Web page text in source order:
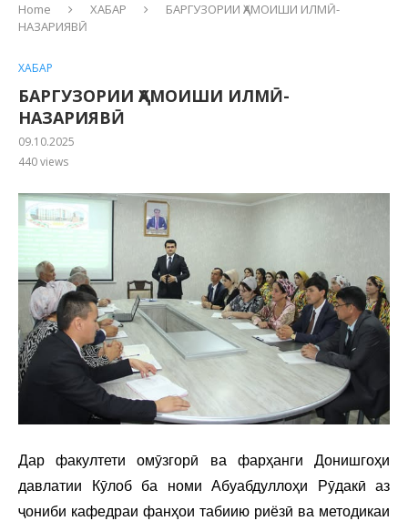
Home ХАБАР
БАРГУЗОРИИ ҲАМОИШИ ИЛМӢ-
НАЗАРИЯВӢ
ХАБАР
БАРГУЗОРИИ ҲАМОИШИ ИЛМӢ-
НАЗАРИЯВӢ
09.10.2025
440views
Дар факултети омӯзгорӣ ва фарҳанги Донишгоҳи
давлатии Кӯлоб ба номи Абуабдуллоҳи Рӯдакӣ аз
ҷониби кафедраи фанҳои табиию риёзӣ ва методикаи